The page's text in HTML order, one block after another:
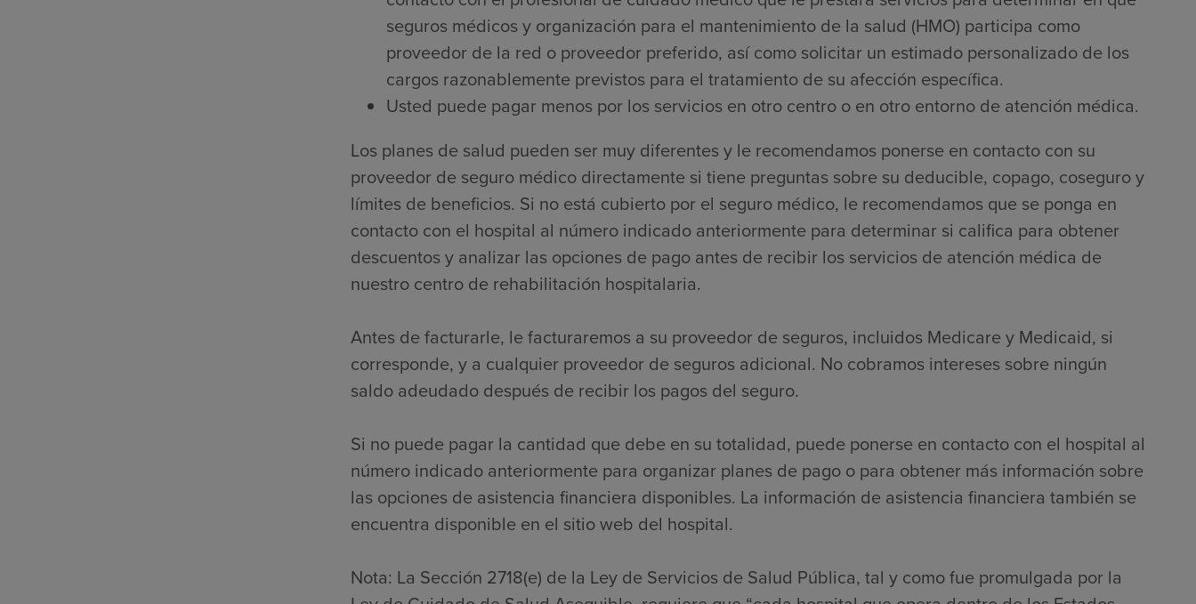
seguros médicos y organización para el mantenimiento de la salud (HMO) participa como
proveedor de la red o proveedor preferido, así como solicitar un estimado personalizado de los
cargos razonablemente previstos para el tratamiento de su afección específica.
Usted puede pagar menos por los servicios en otro centro o en otro entorno de atención médica.
Los planes de salud pueden ser muy diferentes y le recomendamos ponerse en contacto con su
proveedor de seguro médico directamente si tiene preguntas sobre su deducible, copago, coseguro y
límites de beneficios. Si no está cubierto por el seguro médico, le recomendamos que se ponga en
contacto con el hospital al número indicado anteriormente para determinar si califica para obtener
descuentos y analizar las opciones de pago antes de recibir los servicios de atención médica de
nuestro centro de rehabilitación hospitalaria.
Antes de facturarle, le facturaremos a su proveedor de seguros, incluidos Medicare y Medicaid, si
corresponde, y a cualquier proveedor de seguros adicional. No cobramos intereses sobre ningún
saldo adeudado después de recibir los pagos del seguro.
Si no puede pagar la cantidad que debe en su totalidad, puede ponerse en contacto con el hospital al
número indicado anteriormente para organizar planes de pago o para obtener más información sobre
las opciones de asistencia financiera disponibles. La información de asistencia financiera también se
encuentra disponible en el sitio web del hospital.
Nota: La Sección 2718(e) de la Ley de Servicios de Salud Pública, tal y como fue promulgada por la